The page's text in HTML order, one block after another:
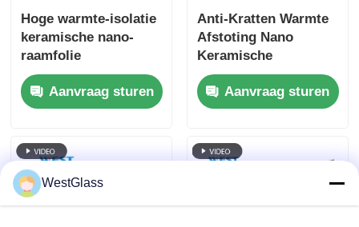
Hoge warmte-isolatie
keramische nano-
raamfolie
huidverzorging
milieuvriendelijk
vlekbestendig
Aanvraag sturen
Anti-Kratten Warmte
Afstoting Nano
Keramische
Zonnefilm UV Proof
Slank Afwerking
Aanvraag sturen
WestGlass